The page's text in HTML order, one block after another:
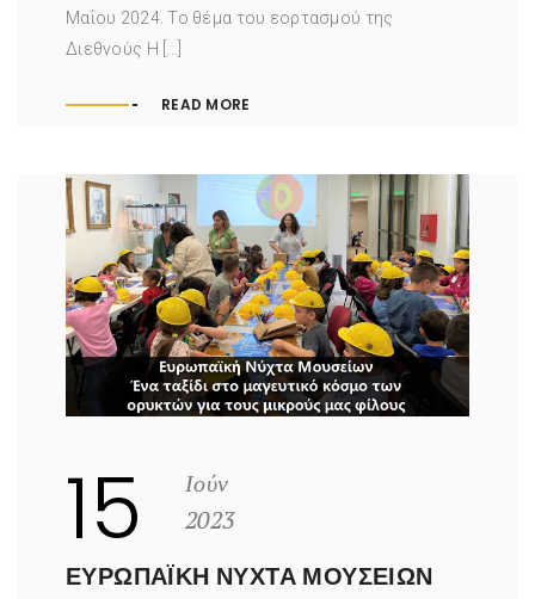
Μαΐου 2024. Το θέμα του εορτασμού της
Διεθνούς Η [...]
READ MORE
15
Ιούν
2023
ΕΥΡΩΠΑΪΚΉ ΝΎΧΤΑ ΜΟΥΣΕΊΩΝ